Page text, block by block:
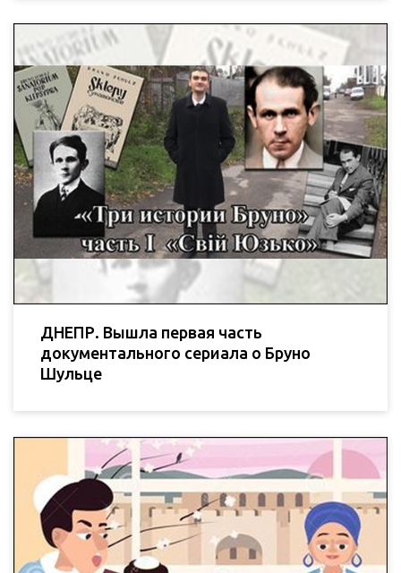
ДНЕПР. Вышла первая часть
документального сериала о Бруно
Шульце